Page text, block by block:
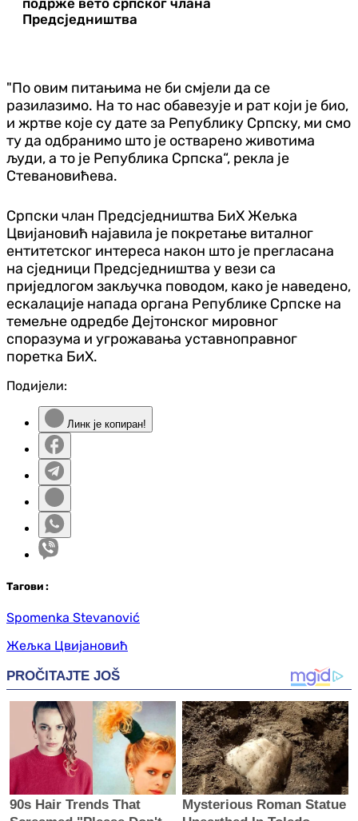
Предсједништва
"По овим питањима не би смјели да се
разилазимо. На то нас обавезује и рат који је био,
и жртве које су дате за Републику Српску, ми смо
ту да одбранимо што је остварено животима
људи, а то је Република Српска“, рекла је
Стевановићева.
Српски члан Предсједништва БиХ Жељка
Цвијановић најавила је покретање виталног
ентитетског интереса након што је прегласана
на сједници Предсједништва у вези са
приједлогом закључка поводом, како је наведено,
ескалације напада органа Републике Српске на
темељне одредбе Дејтонског мировног
споразума и угрожавања уставноправног
поретка БиХ.
Подијели:
Линк је копиран!
Тагови :
Spomenka Stevanović
Жељка Цвијановић